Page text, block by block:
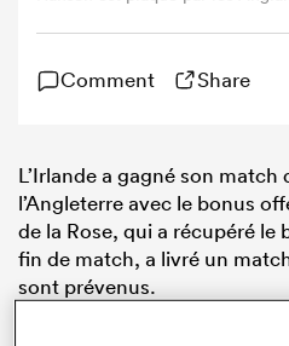
entre l'Irlande et l'Angleterre à
février 2025 à Dublin, Irlande.
Images)
Comment Share
L’Irlande a gagné son match
l’Angleterre avec le bonus
de la Rose, qui a récupéré
fin de match, a livré un
sont prévenus.